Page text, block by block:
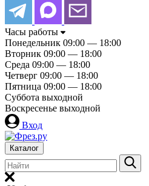
Часы работы
Понедельник 09:00 — 18:00
Вторник 09:00 — 18:00
Среда 09:00 — 18:00
Четверг 09:00 — 18:00
Пятница 09:00 — 18:00
Суббота выходной
Воскресенье выходной
Вход
Каталог